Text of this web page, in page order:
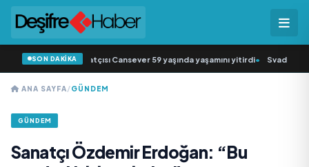
SON DAKİKA
sevilen sanatçısı Cansever 59 yaşında yaşamını yitirdi• Svadba
ANA SAYFA/GÜNDEM
GÜNDEM
Sanatçı Özdemir Erdoğan: “Bu